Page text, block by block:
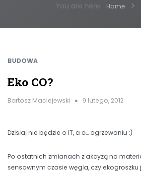
You are here: Home
BUDOWA
Eko CO?
Bartosz Maciejewski 9 lutego, 2012
Dzisiaj nie będzie o IT, a o… ogrzewaniu :)
Po ostatnich zmianach z akcyzą na
sensownym czasie węgla, czy ekogroszku